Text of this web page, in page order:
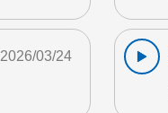
2026/03/24